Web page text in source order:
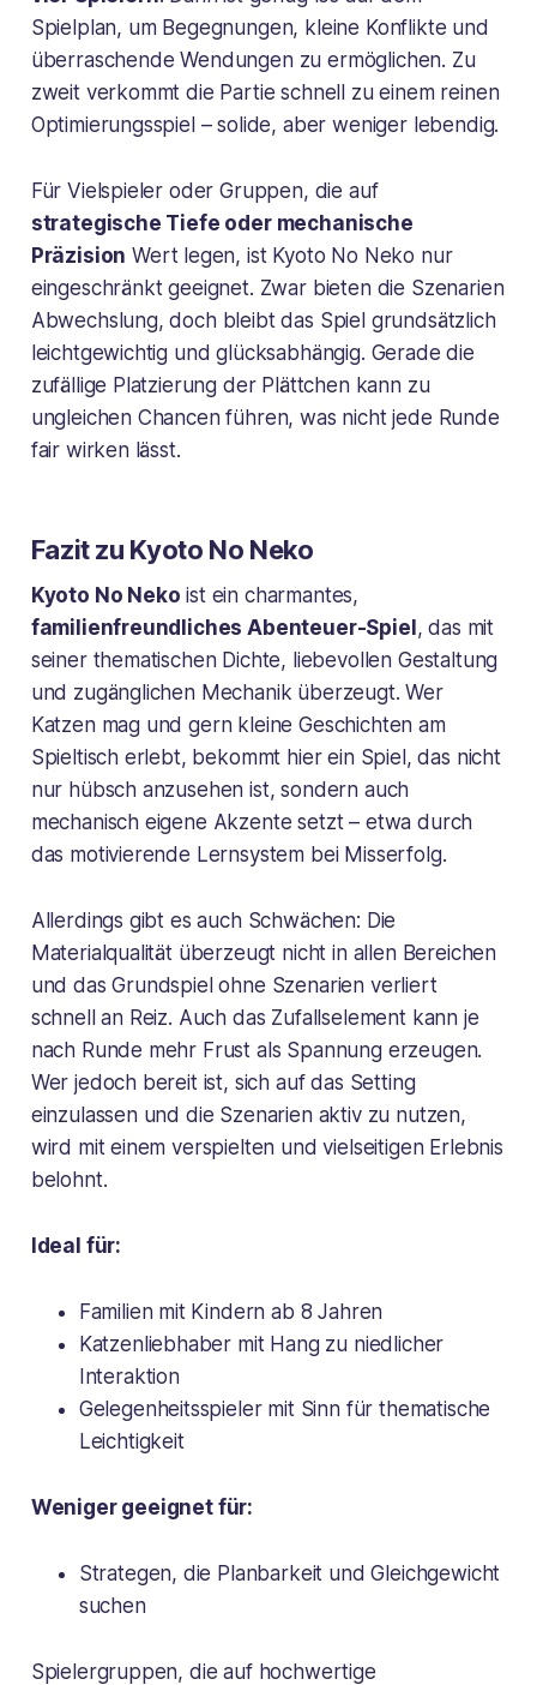
Spielplan, um Begegnungen, kleine Konflikte und
überraschende Wendungen zu ermöglichen. Zu
zweit verkommt die Partie schnell zu einem reinen
Optimierungsspiel – solide, aber weniger lebendig.
Für Vielspieler oder Gruppen, die auf
strategische Tiefe oder mechanische
Präzision Wert legen, ist Kyoto No Neko nur
eingeschränkt geeignet. Zwar bieten die Szenarien
Abwechslung, doch bleibt das Spiel grundsätzlich
leichtgewichtig und glücksabhängig. Gerade die
zufällige Platzierung der Plättchen kann zu
ungleichen Chancen führen, was nicht jede Runde
fair wirken lässt.
Fazit zu Kyoto No Neko
Kyoto No Neko ist ein charmantes,
familienfreundliches Abenteuer-Spiel, das mit
seiner thematischen Dichte, liebevollen Gestaltung
und zugänglichen Mechanik überzeugt. Wer
Katzen mag und gern kleine Geschichten am
Spieltisch erlebt, bekommt hier ein Spiel, das nicht
nur hübsch anzusehen ist, sondern auch
mechanisch eigene Akzente setzt – etwa durch
das motivierende Lernsystem bei Misserfolg.
Allerdings gibt es auch Schwächen: Die
Materialqualität überzeugt nicht in allen Bereichen
und das Grundspiel ohne Szenarien verliert
schnell an Reiz. Auch das Zufallselement kann je
nach Runde mehr Frust als Spannung erzeugen.
Wer jedoch bereit ist, sich auf das Setting
einzulassen und die Szenarien aktiv zu nutzen,
wird mit einem verspielten und vielseitigen Erlebnis
belohnt.
Ideal für:
Familien mit Kindern ab 8 Jahren
Katzenliebhaber mit Hang zu niedlicher
Interaktion
Gelegenheitsspieler mit Sinn für thematische
Leichtigkeit
Weniger geeignet für:
Strategen, die Planbarkeit und Gleichgewicht
suchen
Spielergruppen, die auf hochwertige